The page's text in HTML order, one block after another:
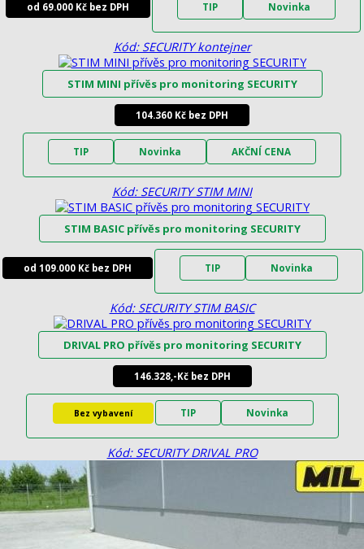
od 69.000 Kč bez DPH TIP Novinka
Kód: SECURITY kontejner
STIM MINI přívěs pro monitoring SECURITY
104.360 Kč bez DPH
TIP Novinka AKČNÍ CENA
Kód: SECURITY STIM MINI
STIM BASIC přívěs pro monitoring SECURITY
od 109.000 Kč bez DPH TIP Novinka
Kód: SECURITY STIM BASIC
DRIVAL PRO přívěs pro monitoring SECURITY
146.328,-Kč bez DPH
Bez vybavení TIP Novinka
Kód: SECURITY DRIVAL PRO